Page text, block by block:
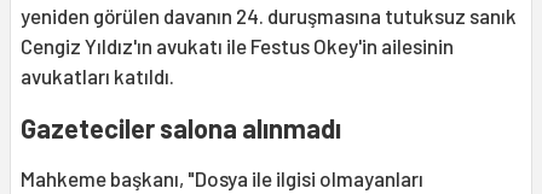
yeniden görülen davanın 24. duruşmasına tutuksuz sanık
Cengiz Yıldız'ın avukatı ile Festus Okey'in ailesinin
avukatları katıldı.
Gazeteciler salona alınmadı
Mahkeme başkanı, "Dosya ile ilgisi olmayanları